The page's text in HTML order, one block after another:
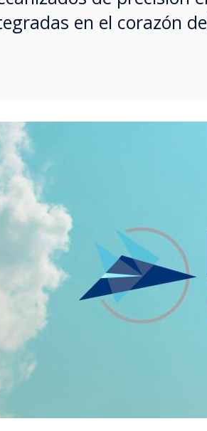
en el corazón